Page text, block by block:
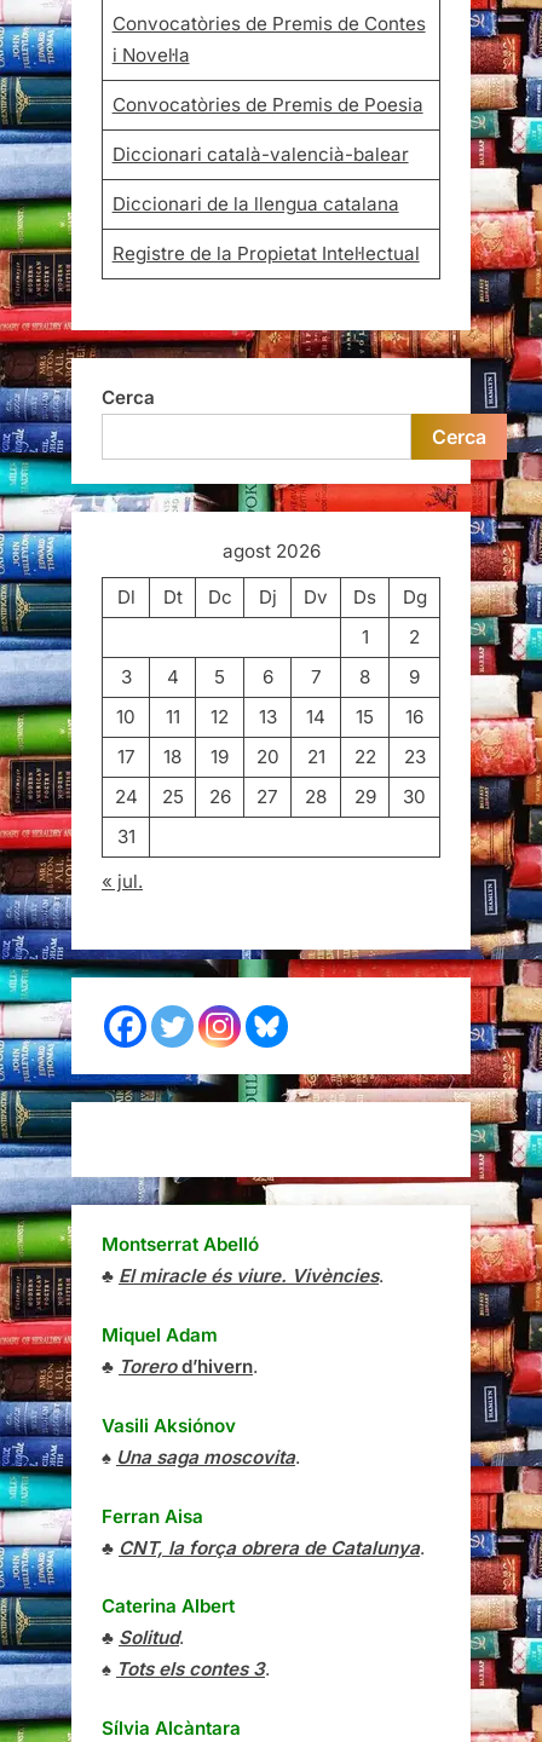
Convocatòries de Premis de Contes
i Novel·la
Convocatòries de Premis de Poesia
Diccionari català-valencià-balear
Diccionari de la llengua catalana
Registre de la Propietat Intel·lectual
Cerca
Cerca
agost 2026
Dl
Dt Dc Dj Dv Ds
Dg
1
2
3
4 5 6 7 8
9
10
11 12 13 14 15
16
17
18 19 20 21 22
23
24
25 26 27 28 29
30
31
« jul.
Montserrat Abelló
♣ El miracle és viure. Vivències.
Miquel Adam
♣ Torerod’hivern.
Vasili Aksiónov
♠ Una saga moscovita.
Ferran Aisa
♣ CNT, la força obrera de Catalunya.
Caterina Albert
♣ Solitud.
♠ Tots els contes 3.
Sílvia Alcàntara